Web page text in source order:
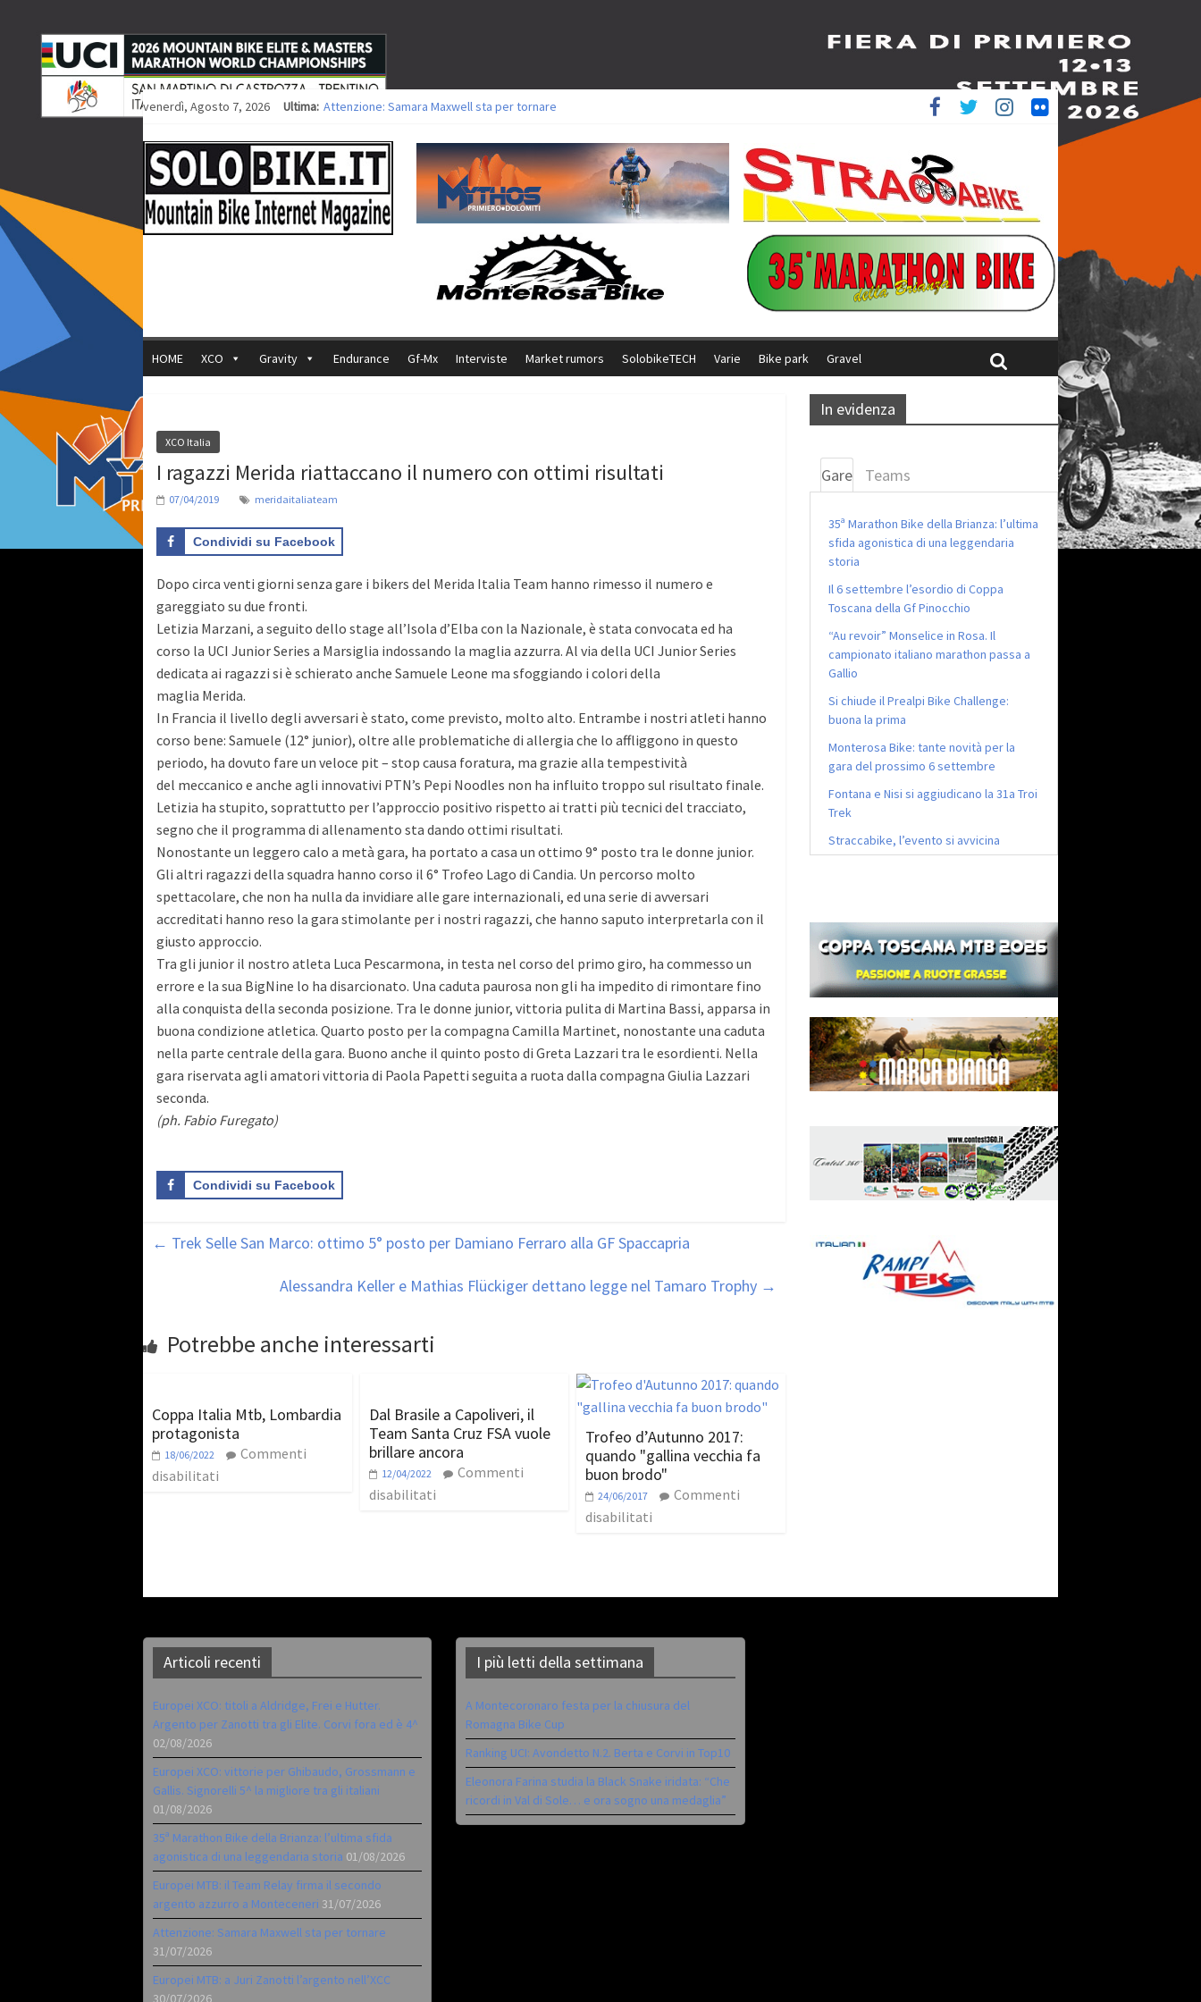
venerdì, Agosto 7, 2026 Ultima: Attenzione: Samara Maxwell sta per tornare
Europei XCO: vittorie per Ghibaudo, Grossmann e Gallis. Signorelli 5^ la migliore tra gli italiani
35ª Marathon Bike della Brianza: l’ultima sfida agonistica di una leggendaria storia
Europei MTB: il Team Relay firma il secondo argento azzurro a Monteceneri
HOME XCO Gravity Endurance Gf-Mx Interviste Market rumors SolobikeTECH Varie Bike park Gravel
XCO Italia
I ragazzi Merida riattaccano il numero con ottimi risultati
07/04/2019 meridaitaliateam
Condividi su Facebook
Dopo circa venti giorni senza gare i bikers del Merida Italia Team hanno rimesso il numero e
gareggiato su due fronti.
Letizia Marzani, a seguito dello stage all’Isola d’Elba con la Nazionale, è stata convocata ed ha
corso la UCI Junior Series a Marsiglia indossando la maglia azzurra. Al via della UCI Junior Series
dedicata ai ragazzi si è schierato anche Samuele Leone ma sfoggiando i colori della
maglia Merida.
In Francia il livello degli avversari è stato, come previsto, molto alto. Entrambe i nostri atleti hanno
corso bene: Samuele (12° junior), oltre alle problematiche di allergia che lo affliggono in questo
periodo, ha dovuto fare un veloce pit – stop causa foratura, ma grazie alla tempestività
del meccanico e anche agli innovativi PTN’s Pepi Noodles non ha influito troppo sul risultato finale.
Letizia ha stupito, soprattutto per l’approccio positivo rispetto ai tratti più tecnici del tracciato,
segno che il programma di allenamento sta dando ottimi risultati.
Nonostante un leggero calo a metà gara, ha portato a casa un ottimo 9° posto tra le donne junior.
Gli altri ragazzi della squadra hanno corso il 6° Trofeo Lago di Candia. Un percorso molto
spettacolare, che non ha nulla da invidiare alle gare internazionali, ed una serie di avversari
accreditati hanno reso la gara stimolante per i nostri ragazzi, che hanno saputo interpretarla con il
giusto approccio.
Tra gli junior il nostro atleta Luca Pescarmona, in testa nel corso del primo giro, ha commesso un
errore e la sua BigNine lo ha disarcionato. Una caduta paurosa non gli ha impedito di rimontare fino
alla conquista della seconda posizione. Tra le donne junior, vittoria pulita di Martina Bassi, apparsa in
buona condizione atletica. Quarto posto per la compagna Camilla Martinet, nonostante una caduta
nella parte centrale della gara. Buono anche il quinto posto di Greta Lazzari tra le esordienti. Nella
gara riservata agli amatori vittoria di Paola Papetti seguita a ruota dalla compagna Giulia Lazzari
seconda.
(ph. Fabio Furegato)
Condividi su Facebook
← Trek Selle San Marco: ottimo 5° posto per Damiano Ferraro alla GF Spaccapria
Alessandra Keller e Mathias Flückiger dettano legge nel Tamaro Trophy →
Potrebbe anche interessarti
Coppa Italia Mtb, Lombardia
protagonista
18/06/2022
Commenti
disabilitati
Dal Brasile a Capoliveri, il
Team Santa Cruz FSA vuole
brillare ancora
12/04/2022
Commenti
disabilitati
Trofeo d’Autunno 2017:
quando "gallina vecchia fa
buon brodo"
24/06/2017
Commenti
disabilitati
In evidenza
Gare Teams
35ª Marathon Bike della Brianza: l’ultima
sfida agonistica di una leggendaria
storia
Il 6 settembre l’esordio di Coppa
Toscana della Gf Pinocchio
“Au revoir” Monselice in Rosa. Il
campionato italiano marathon passa a
Gallio
Si chiude il Prealpi Bike Challenge:
buona la prima
Monterosa Bike: tante novità per la
gara del prossimo 6 settembre
Fontana e Nisi si aggiudicano la 31a Troi
Trek
Straccabike, l’evento si avvicina
Articoli recenti
Europei XCO: titoli a Aldridge, Frei e Hutter.
Argento per Zanotti tra gli Elite. Corvi fora ed è 4^
02/08/2026
Europei XCO: vittorie per Ghibaudo, Grossmann e
Gallis. Signorelli 5^ la migliore tra gli italiani
01/08/2026
35ª Marathon Bike della Brianza: l’ultima sfida
agonistica di una leggendaria storia 01/08/2026
Europei MTB: il Team Relay firma il secondo
argento azzurro a Monteceneri 31/07/2026
Attenzione: Samara Maxwell sta per tornare
31/07/2026
Europei MTB: a Juri Zanotti l’argento nell’XCC
30/07/2026
I più letti della settimana
A Montecoronaro festa per la chiusura del
Romagna Bike Cup
Ranking UCI: Avondetto N.2. Berta e Corvi in Top10
Eleonora Farina studia la Black Snake iridata: “Che
ricordi in Val di Sole… e ora sogno una medaglia”